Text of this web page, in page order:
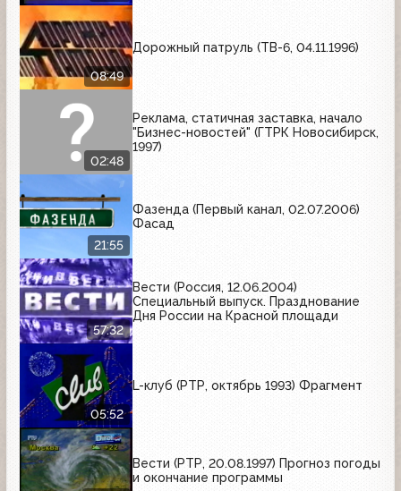
08:49
Дорожный патруль (ТВ-6, 04.11.1996)
02:48
Реклама, статичная заставка, начало
"Бизнес-новостей" (ГТРК Новосибирск,
1997)
21:55
Фазенда (Первый канал, 02.07.2006)
Фасад
57:32
Вести (Россия, 12.06.2004)
Специальный выпуск. Празднование
Дня России на Красной площади
05:52
L-клуб (РТР, октябрь 1993) Фрагмент
Вести (РТР, 20.08.1997) Прогноз погоды
и окончание программы